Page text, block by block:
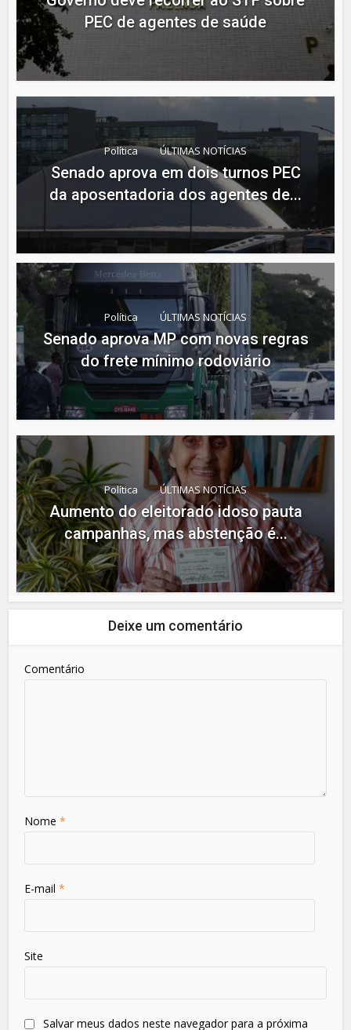
PEC de agentes de saúde
Política ÚLTIMAS NOTÍCIAS
Senado aprova em dois turnos PEC
da aposentadoria dos agentes de...
Política ÚLTIMAS NOTÍCIAS
Senado aprova MP com novas regras
do frete mínimo rodoviário
Política ÚLTIMAS NOTÍCIAS
Aumento do eleitorado idoso pauta
campanhas, mas abstenção é...
Deixe um comentário
Comentário
Nome*
E-mail*
Site
Salvar meus dados neste navegador para a próxima